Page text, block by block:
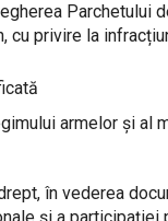
Parchetului
cu privire la
armelor și al
în vederea